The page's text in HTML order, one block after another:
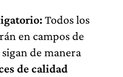
Todos los
en campos de
de manera
de calidad